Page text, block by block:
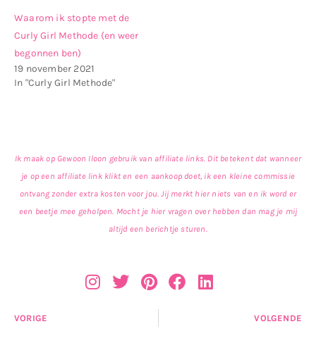
Waarom ik stopte met de
Curly Girl Methode (en weer
begonnen ben)
19 november 2021
In "Curly Girl Methode"
Ik maak op Gewoon Iloon gebruik van affiliate links. Dit betekent dat wanneer
je op een affiliate link klikt en een aankoop doet, ik een kleine commissie
ontvang zonder extra kosten voor jou. Jij merkt hier niets van en ik word er
een beetje mee geholpen. Mocht je hier vragen over hebben dan mag je mij
altijd een berichtje sturen.
VORIGE VOLGENDE